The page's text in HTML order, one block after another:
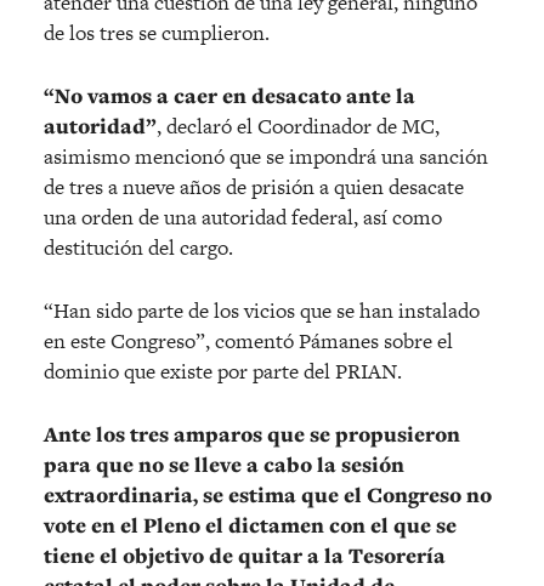
de los tres se cumplieron.
“No vamos a caer en desacato ante la
autoridad”, declaró el Coordinador de MC,
asimismo mencionó que se impondrá una sanción
de tres a nueve años de prisión a quien desacate
una orden de una autoridad federal, así como
destitución del cargo.
“Han sido parte de los vicios que se han instalado
en este Congreso”, comentó Pámanes sobre el
dominio que existe por parte del PRIAN.
Ante los tres amparos que se propusieron
para que no se lleve a cabo la sesión
extraordinaria, se estima que el Congreso no
vote en el Pleno el dictamen con el que se
tiene el objetivo de quitar a la Tesorería